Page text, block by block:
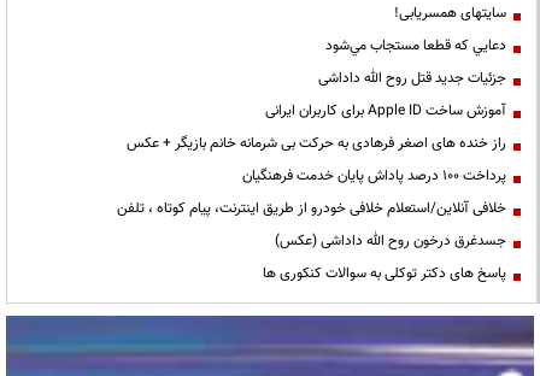
سایتهای همسریابی!
دعايي كه قطعا مستجاب مي‌شود
جزئیات جدید قتل روح الله داداشی
آموزش ساخت Apple ID برای کاربران ایرانی
راز خنده های اصغر فرهادی به حرکت بی شرمانه خانم بازیگر + عکس
پرداخت ۱۰۰ درصد پاداش پایان خدمت فرهنگیان
خلافی آنلاین/استعلام خلافی خودرو از طریق اینترنت، پیام کوتاه ، تلفن
جسدغرق درخون روح الله داداشی (عکس)
پاسخ های دکتر توکلی به سوالات کنکوری ها